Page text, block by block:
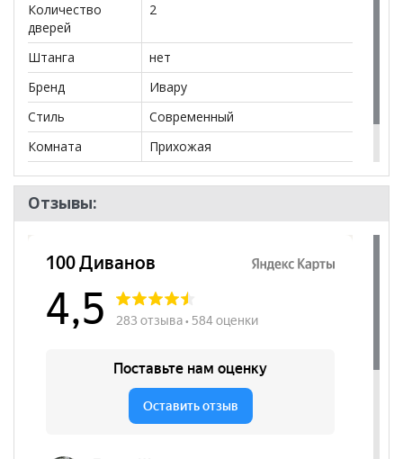
Количество
дверей
2
Штанга
нет
Бренд
Ивару
Стиль
Современный
Комната
Прихожая
Пол
Отзывы: